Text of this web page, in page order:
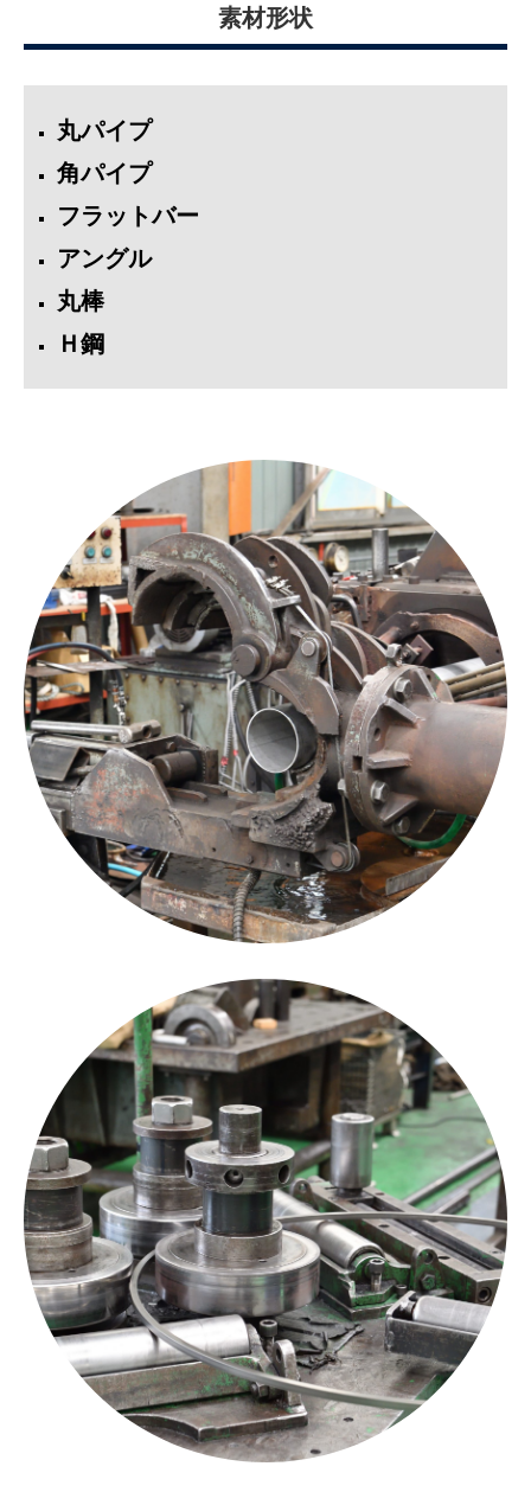
素材形状
丸パイプ
角パイプ
フラットバー
アングル
丸棒
Ｈ鋼